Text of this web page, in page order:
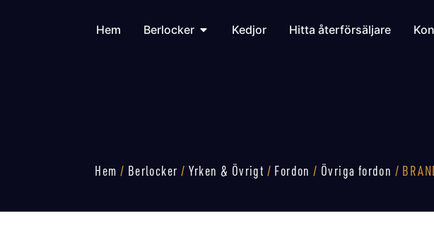
Hem Berlocker Kedjor Hitta återförsäljare
Hem / Berlocker / Yrken & Övrigt / Fordon / Övriga fordon /